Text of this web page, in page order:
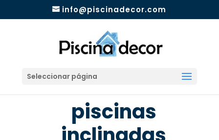
info@piscinadecor.com
Seleccionar página
piscinas